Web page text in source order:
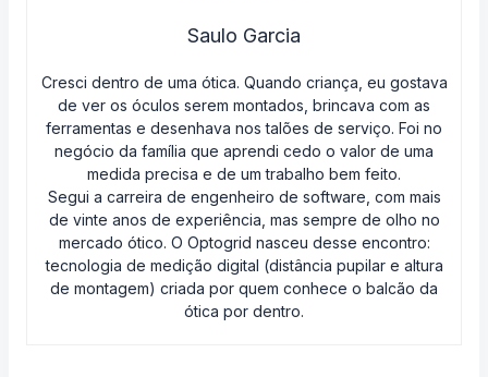
Saulo Garcia
Cresci dentro de uma ótica. Quando criança, eu gostava
de ver os óculos serem montados, brincava com as
ferramentas e desenhava nos talões de serviço. Foi no
negócio da família que aprendi cedo o valor de uma
medida precisa e de um trabalho bem feito.
Segui a carreira de engenheiro de software, com mais
de vinte anos de experiência, mas sempre de olho no
mercado ótico. O Optogrid nasceu desse encontro:
tecnologia de medição digital (distância pupilar e altura
de montagem) criada por quem conhece o balcão da
ótica por dentro.